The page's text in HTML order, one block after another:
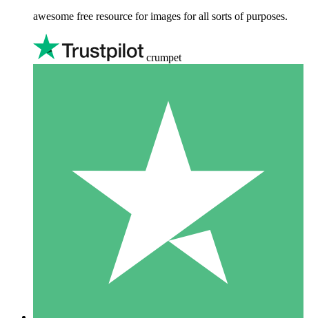
awesome free resource for images for all sorts of purposes.
crumpet